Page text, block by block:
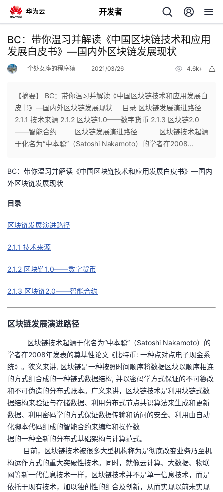
开发者
返
回
个
人
主
我
的
我
的
我
坛
圈
子
的
直
播
我
的
活
动
我
的
关
注
我
者
学
验
收
藏
支
持
技
术
支
持
的
云
声
建
议
BC：带你温习并解读《中国区块链技术和应用
发展白皮书》—国内外区块链发展现状
一个处女座的程序猿 2021/03/26 4.6k+
【摘要】 BC：带你温习并解读《中国区块链技术和应用发展白
皮书》—国内外区块链发展现状 目录 区块链发展演进路径
2.1.1 技术来源 2.1.2 区块链1.0——数字货币 2.1.3 区块链2.0
——智能合约 区块链发展演进路径 区块链技术起源
于化名为“中本聪”（Satoshi Nakamoto）的学者在2008...
BC：带你温习并解读《中国区块链技术和应用发展白皮书》—国内
外区块链发展现状
目录
区块链发展演进路径
2.1.1 技术来源
2.1.2 区块链1.0——数字货币
2.1.3 区块链2.0——智能合约
区块链发展演进路径
区块链技术起源于化名为“中本聪”（Satoshi Nakamoto）的
学者在2008年发表的奠基性论文《比特币: 一种点对点电子现金系
统》。狭义来讲, 区块链是一种按照时间顺序将数据区块以顺序相连
的方式组合成的一种链式数据结构, 并以密码学方式保证的不可篡改
和不可伪造的分布式账本。广义来讲，区块链技术是利用块链式数
据结构来验证与存储数据、利用分布式节点共识算法来生成和更新
数据、利用密码学的方式保证数据传输和访问的安全、利用由自动
化脚本代码组成的智能合约来编程和操作数
据的一种全新的分布式基础架构与计算范式。
目前，区块链技术被很多大型机构称为是彻底改变业务乃至机
构运作方式的重大突破性技术。同时，就像云计算、大数据、物联
网等新一代信息技术一样，区块链技术并不是单一信息技术，而是
依托于现有技术，加以独创性的组合及创新，从而实现以前未实现